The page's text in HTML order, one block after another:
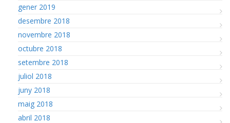
gener 2019
desembre 2018
novembre 2018
octubre 2018
setembre 2018
juliol 2018
juny 2018
maig 2018
abril 2018